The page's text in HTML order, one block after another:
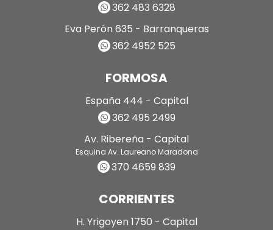
362 483 6328
Eva Perón 635 - Barranqueras
362 4952 525
FORMOSA
España 444 - Capital
362 495 2499
Av. Ribereña - Capital
Esquina Av. Laureano Maradona
370 4659 839
CORRIENTES
H. Yrigoyen 1750 - Capital